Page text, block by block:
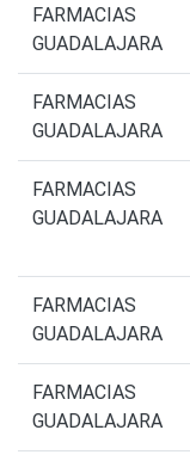
FARMACIAS
GUADALAJARA
FARMACIAS
GUADALAJARA
FARMACIAS
GUADALAJARA
FARMACIAS
GUADALAJARA
FARMACIAS
GUADALAJARA